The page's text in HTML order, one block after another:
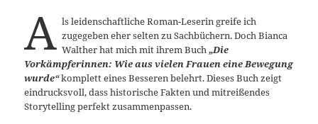
A ls leidenschaftliche Roman-Leserin greife ich
zugegeben eher selten zu Sachbüchern. Doch Bianca
Walther hat mich mit ihrem Buch„Die
Vorkämpferinnen: Wie aus vielen Frauen eine Bewegung
wurde“komplett eines Besseren belehrt. Dieses Buch zeigt
eindrucksvoll, dass historische Fakten und mitreißendes
Storytelling perfekt zusammenpassen.